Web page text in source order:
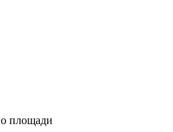
площади